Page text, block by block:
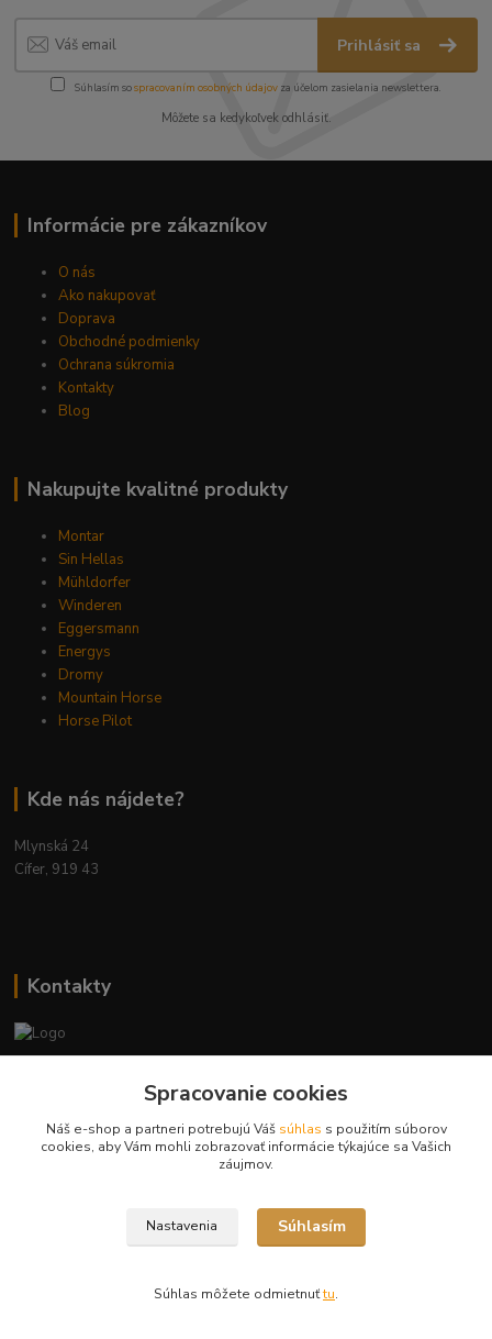
Prihlásiť sa
Súhlasím sospracovaním osobných údajov za účelom zasielania newslettera.
Môžete sa kedykoľvek odhlásiť.
Informácie pre zákazníkov
O nás
Ako nakupovať
Doprava
Obchodné podmienky
Ochrana súkromia
Kontakty
Blog
Nakupujte kvalitné produkty
Montar
Sin Hellas
Mühldorfer
Winderen
Eggersmann
Energys
Dromy
Mountain Horse
Horse Pilot
Kde nás nájdete?
Mlynská 24
Cífer, 919 43
Kontakty
+421 944 394 715
info@krmivamirima.sk
Spracovanie cookies
Náš e-shop a partneri potrebujú Váš súhlas s použitím súborov
cookies, aby Vám mohli zobrazovať informácie týkajúce sa Vašich
záujmov.
Nastavenia Súhlasím
Súhlas môžete odmietnuťtu.